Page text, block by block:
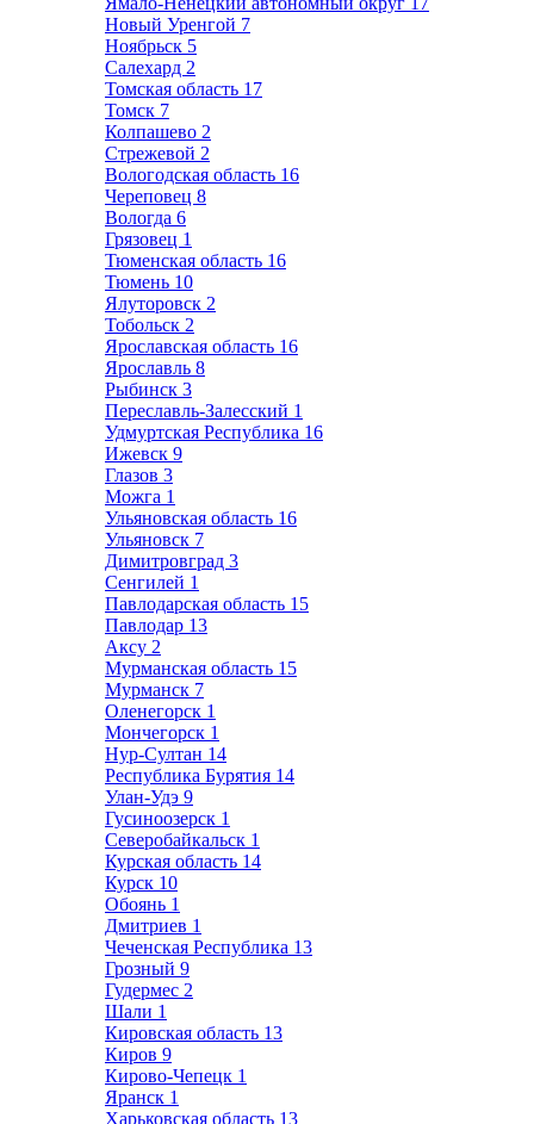
Новый Уренгой 7
Ноябрьск 5
Салехард 2
Томская область 17
Томск 7
Колпашево 2
Стрежевой 2
Вологодская область 16
Череповец 8
Вологда 6
Грязовец 1
Тюменская область 16
Тюмень 10
Ялуторовск 2
Тобольск 2
Ярославская область 16
Ярославль 8
Рыбинск 3
Переславль-Залесский 1
Удмуртская Республика 16
Ижевск 9
Глазов 3
Можга 1
Ульяновская область 16
Ульяновск 7
Димитровград 3
Сенгилей 1
Павлодарская область 15
Павлодар 13
Аксу 2
Мурманская область 15
Мурманск 7
Оленегорск 1
Мончегорск 1
Нур-Султан 14
Республика Бурятия 14
Улан-Удэ 9
Гусиноозерск 1
Северобайкальск 1
Курская область 14
Курск 10
Обоянь 1
Дмитриев 1
Чеченская Республика 13
Грозный 9
Гудермес 2
Шали 1
Кировская область 13
Киров 9
Кирово-Чепецк 1
Яранск 1
Харьковская область 13